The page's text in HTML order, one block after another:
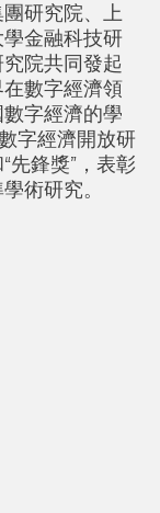
研究院、上
金融科技研
院共同發起
數字經濟領
字經濟的學
字經濟開放研
先鋒獎”，表彰
術研究。